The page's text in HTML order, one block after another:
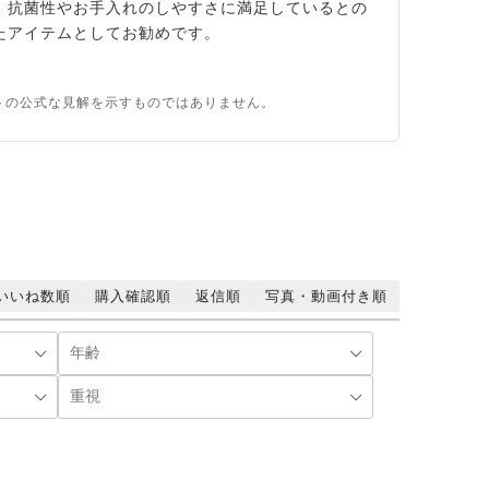
菌性やお手入れのしやすさに満足しているとの
イテムとしてお勧めです。
公式な見解を示すものではありません。
いね数順 購入確認順 返信順 写真・動画付き順